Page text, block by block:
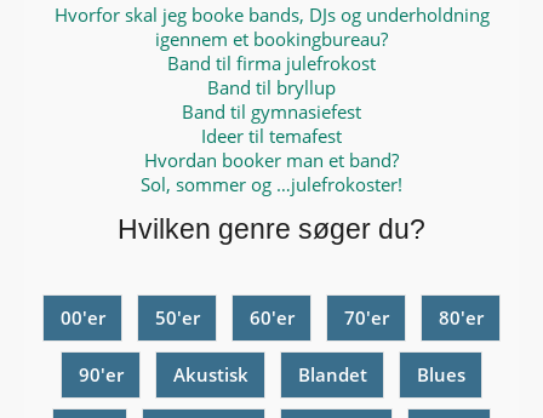
Hvorfor skal jeg booke bands, DJs og underholdning
igennem et bookingbureau?
Band til firma julefrokost
Band til bryllup
Band til gymnasiefest
Ideer til temafest
Hvordan booker man et band?
Sol, sommer og …julefrokoster!
Hvilken genre søger du?
00'er 50'er 60'er 70'er 80'er
90'er Akustisk Blandet Blues